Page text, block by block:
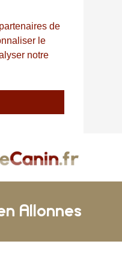
de
le
notre
Allonnes